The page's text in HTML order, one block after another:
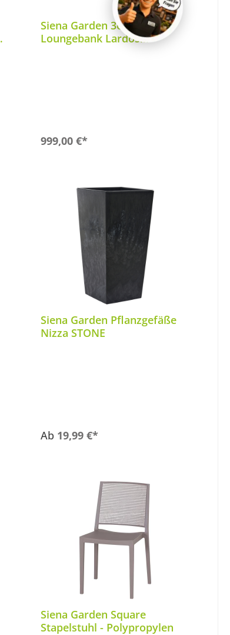
Siena Garden 3er
Loungebank Lardos
999,00 €*In den Warenkorb
Siena Garden Pflanzgefäße
Nizza STONE
Ab 19,99 €*
Siena Garden Square
Stapelstuhl - Polypropylen